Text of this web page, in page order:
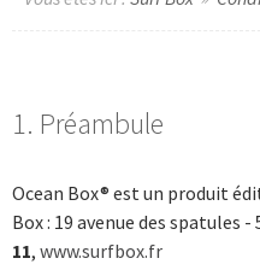
1. Préambule
Ocean Box® est un produit
Box : 19 avenue des spatules -
11, www.surfbox.fr